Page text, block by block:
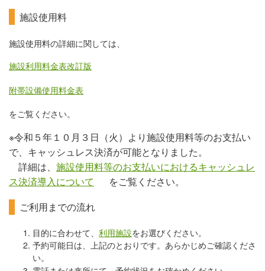
施設使用料
施設使用料の詳細に関しては、
施設利用料金表改訂版
附帯設備使用料金表
をご覧ください。
※令和５年１０月３日（火）より施設使用料等のお支払い
で、キャッシュレス決済が可能となりました。
詳細は、 施設使用料等のお支払いにおけるキャッシュレ
ス決済導入について
をご覧ください。
ご利用までの流れ
目的に合わせて、 利用施設をお選びください。
予約可能日は、上記のとおりです。あらかじめご確認くださ
い。